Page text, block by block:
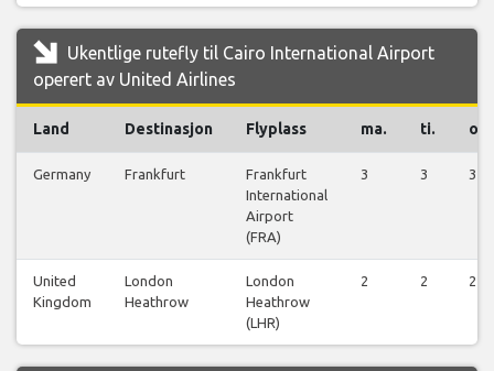
Ukentlige rutefly til Cairo International Airport
operert av United Airlines
Land Destinasjon Flyplass ma. ti. on.
Germany Frankfurt
Frankfurt
International
Airport
(FRA)
3 3 3
United
Kingdom
London
Heathrow
London
Heathrow
(LHR)
2 2 2